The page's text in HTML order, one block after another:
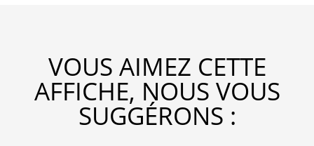
VOUS AIMEZ CETTE
AFFICHE, NOUS VOUS
SUGGÉRONS :